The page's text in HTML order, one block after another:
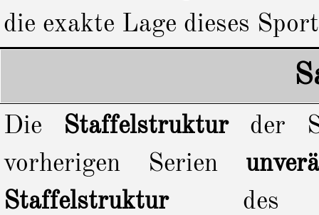
die exakte Lage dieses
Die Staffelstrukturder
vorherigen Serien
Staffelstrukturdes